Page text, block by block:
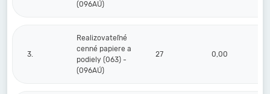
(096AÚ)
3.
Realizovateľné
cenné papiere a
podiely (063) -
(096AÚ)
27 0,00